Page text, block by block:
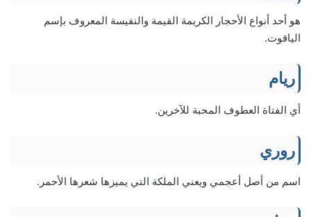
هو أحد أنواع الأحجار الكريمة القيمة والنفيسة المعروف بإسم
الياقوت.
ريام
أي الفتاة العطوف المحبة للآخرين.
روري
اسم من أصل أعجمي ويعني الملكة التي يميزها شعرها الأحمر.